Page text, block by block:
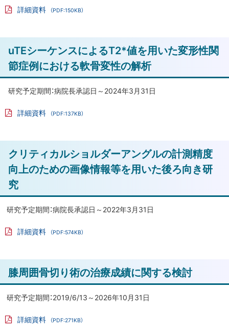
性
線
維
腫
お
る
融
合
遺
伝
探
索
医
大
学
附
る
ァ
ル
詳細資料 （PDF:150KB）
ッ
プ
に
る
uTEシーケンスによるT2*値を用いた変形性関
節症例における軟骨変性の解析
研究予定期間：病院長承認日～2024年3月31日
ァ
イ
ル
詳細資料 （PDF:137KB）
ッ
プ
に
戻
クリティカルショルダーアングルの計測精度
向上のための画像情報等を用いた後ろ向き研
究
研究予定期間：病院長承認日～2022年3月31日
ァ
イ
ル
詳細資料 （PDF:574KB）
ト
ッ
プ
戻
膝周囲骨切り術の治療成績に関する検討
研究予定期間：2019/6/13～2026年10月31日
詳細資料 （PDF:271KB）